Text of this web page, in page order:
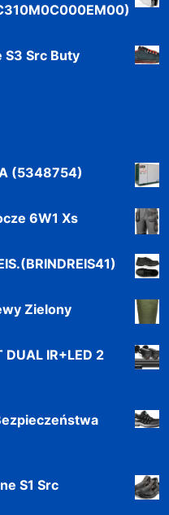
Src Buty
(5348754)
6W1 Xs
Zielony
DUAL IR+LED 2
S1 Src